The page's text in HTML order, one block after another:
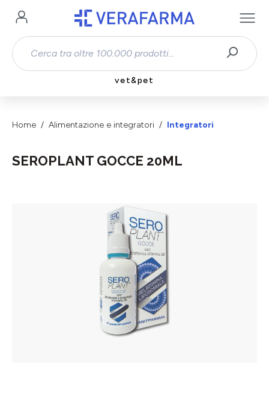
Passa al contenuto principale
vet&pet
Home Alimentazione e integratori Integratori
SEROPLANT GOCCE 20ML
Salta la galleria di immagini